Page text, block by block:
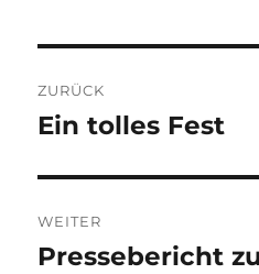
ZURÜCK
Vorheriger
Ein tolles Fest
WEITER
Nächster
Pressebericht